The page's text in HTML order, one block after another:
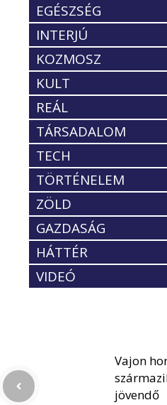
EGÉSZSÉG
INTERJÚ
KOZMOSZ
KULT
REÁL
TÁRSADALOM
TECH
TÖRTÉNELEM
ZÖLD
GAZDASÁG
HÁTTÉR
VIDEÓ
Vajon
jövendő